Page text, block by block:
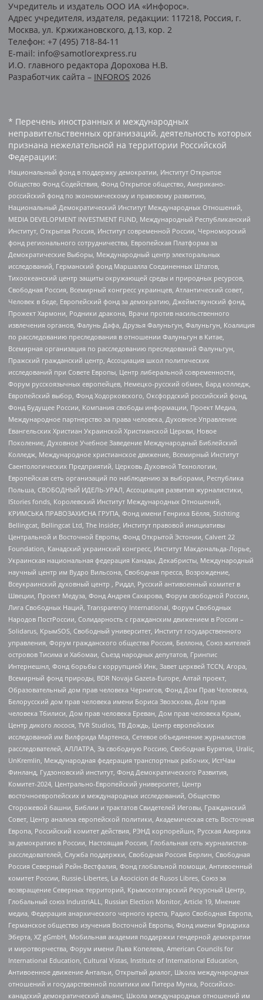
Учредитель и издатель ООО ИА «Инфорос».
Адрес учредителя, издателя, редакции: 117218, Россия, г.
Москва, ул. Кржижановского, д.13, кор. 2
Телефон: +7 (495) 718-84-11
E-mail: info@samotlorexpress.ru
И.О. главного редактора Дорохова Н.В.
Разработчик сайта – INFOROS 2026
* Перечень иностранных и международных
неправительственных организаций, деятельность которых
признана нежелательной на территории Российской
Федерации:
Национальный фонд в поддержку демократии, Институт Открытое
Общество Фонд Содействия, Фонд Открытое общество, Американо-
российский фонд по экономическому и правовому развитию,
Национальный Демократический Институт Международных Отношений,
MEDIA DEVELOPMENT INVESTMENT FUND, Международный Республиканский
Институт, Открытая Россия, Институт современной России, Черноморский
фонд регионального сотрудничества, Европейская Платформа за
Демократические Выборы, Международный центр электоральных
исследований, Германский фонд Маршалла Соединенных Штатов,
Тихоокеанский центр защиты окружающей среды и природных ресурсов,
Свободная Россия, Всемирный конгресс украинцев, Атлантический совет,
Человек в беде, Европейский фонд за демократию, Джеймстаунский фонд,
Прожект Хармони, Родники дракона, Врачи против насильственного
извлечения органов, Фалунь Дафа, Друзья Фалуньгун, Фалуньгун, Коалиция
по расследованию преследования в отношении Фалуньгун в Китае,
Всемирная организация по расследованию преследований Фалуньгун,
Пражский гражданский центр, Ассоциация школ политических
исследований при Совете Европы, Центр либеральной современности,
Форум русскоязычных европейцев, Немецко-русский обмен, Бард колледж,
Европейский выбор, Фонд Ходорковского, Оксфордский российский фонд,
Фонд Будущее России, Компания свободы информации, Проект Медиа,
Международное партнерство за права человека, Духовное Управление
Евангельских Христиан Украинской Христианской Церкви, Новое
Поколение, Духовное Учебное Заведение Международный Библейский
Колледж, Международное христианское движение, Всемирный Институт
Саентологических Предприятий, Церковь Духовной Технологии,
Европейская сеть организаций по наблюдению за выборами, Республика
Польша, СВОБОДНЫЙ ИДЕЛЬ-УРАЛ, Ассоциация развития журналистики,
IStories fonds, Королевский Институт Международных Отношений,
КРИМСЬКА ПРАВОЗАХИСНА ГРУПА, Фонд имени Генриха Бёлля, Stichting
Bellingcat, Bellingcat Ltd, The Insider, Институт правовой инициативы
Центральной и Восточной Европы, Фонд Открытой Эстонии, Calvert 22
Foundation, Канадский украинский конгресс, Институт Макдональда-Лорье,
Украинская национальная федерация Канады, Декабристы, Международный
научный центр им Вудро Вильсона, Свободная пресса, Возрождение,
Всеукраинский духовный центр , Риддл, Русский антивоенный комитет в
Швеции, Проект Медуза, Фонд Андрея Сахарова, Форум свободной России,
Лига Свободных Наций, Transparеncy International, Форум Свободных
Народов ПостРоссии, Солидарность с гражданским движением в России –
Solidarus, КрымSOS, Свободный университет, Институт государственного
управления, Форум гражданского общества Россия, Беллона, Союз жителей
островов Тисима и Хабомаи, Съезд народных депутатов, Гринпис
Интернешнл, Фонд борьбы с коррупцией Инк, Завет церквей TCCN, Агора,
Всемирный фонд природы, BDR Novaja Gazeta-Europe, Алтай проект,
Образовательный дом прав человека Чернигов, Фонд Дом Прав Человека,
Белорусский дом прав человека имени Бориса Звозскова, Дом прав
человека Тбилиси, Дом прав человека Ереван, Дом прав человека Крым,
Центр дикого лосося, TVR Studios, ТВ Дождь, Центр европейских
исследований им Вилфрида Мартенса, Сетевое объединение журналистов
расследователей, АЛЛАТРА, За свободную Россию, Свободная Бурятия, Uralic,
UnKremlin, Международная федерация транспортных рабочих, ИстЧам
Финланд, Гудзоновский институт, Фонд Демократического Развития,
Комитет-2024, Центрально-Европейский университет, Центр
восточноевропейских и международных исследований, Общество
Сторожевой башни, Библии и трактатов Свидетелей Иеговы, Гражданский
Совет, Центр анализа европейской политики, Академическая сеть Восточная
Европа, Российский комитет действия, РЭНД корпорейшн, Русская Америка
за демократию в России, Настоящая Россия, Глобальная сеть журналистов-
расследователей, Служба поддержки, Свободная Россия Берлин, Свободная
Россия Северный Рейн-Вестфалия, Фонд глобальной помощи, Антивоенный
комитет России, Russie-Libertes, La Asocicion de Rusos Libres, Союз за
возвращение Северных территорий, Крымскотатарский Ресурсный Центр,
Глобальный союз IndustriALL, Russian Election Monitor, Article 19, Мнение
медиа, Федерация анархического черного креста, Радио Свободная Европа,
Германское общество изучения Восточной Европы, Фонд имени Фридриха
Эберта, XZ gGmbH, Мобильная академия поддержки гендерной демократии
и миротворчества, Форум имени Льва Копелева, American Councils for
International Education, Cultural Vistas, Institute of International Education,
Антивоенное движение Антальи, Открытый диалог, Школа международных
отношений и государственной политики им Питера Мунка, Российско-
канадский демократический альянс, Школа международных отношений им